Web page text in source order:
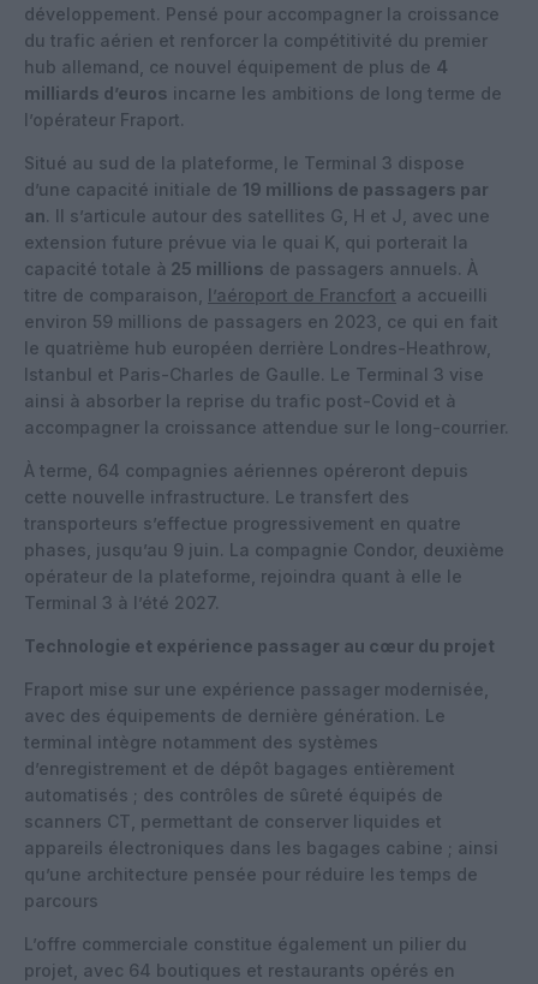
développement. Pensé pour accompagner la croissance
du trafic aérien et renforcer la compétitivité du premier
hub allemand, ce nouvel équipement de plus de 4
milliards d’euros incarne les ambitions de long terme de
l’opérateur Fraport.
Situé au sud de la plateforme, le Terminal 3 dispose
d’une capacité initiale de 19 millions de passagers par
an. Il s’articule autour des satellites G, H et J, avec une
extension future prévue via le quai K, qui porterait la
capacité totale à 25 millions de passagers annuels. À
titre de comparaison, l’aéroport de Francfort a accueilli
environ 59 millions de passagers en 2023, ce qui en fait
le quatrième hub européen derrière Londres-Heathrow,
Istanbul et Paris-Charles de Gaulle. Le Terminal 3 vise
ainsi à absorber la reprise du trafic post-Covid et à
accompagner la croissance attendue sur le long-courrier.
À terme, 64 compagnies aériennes opéreront depuis
cette nouvelle infrastructure. Le transfert des
transporteurs s’effectue progressivement en quatre
phases, jusqu’au 9 juin. La compagnie Condor, deuxième
opérateur de la plateforme, rejoindra quant à elle le
Terminal 3 à l’été 2027.
Technologie et expérience passager au cœur du projet
Fraport mise sur une expérience passager modernisée,
avec des équipements de dernière génération. Le
terminal intègre notamment des systèmes
d’enregistrement et de dépôt bagages entièrement
automatisés ; des contrôles de sûreté équipés de
scanners CT, permettant de conserver liquides et
appareils électroniques dans les bagages cabine ; ainsi
qu’une architecture pensée pour réduire les temps de
parcours
L’offre commerciale constitue également un pilier du
projet, avec 64 boutiques et restaurants opérés en